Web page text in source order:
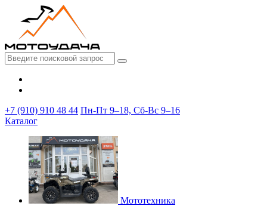
+7 (910) 910 48 44 Пн-Пт 9–18, Сб-Вс 9–16
Каталог
Мототехника